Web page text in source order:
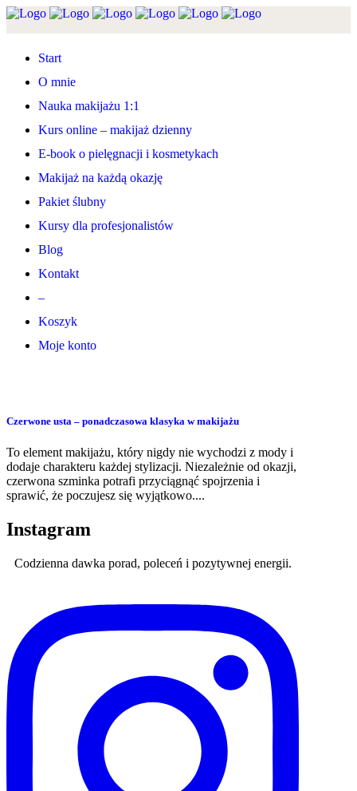
Start
O mnie
Nauka makijażu 1:1
Kurs online – makijaż dzienny
E-book o pielęgnacji i kosmetykach
Makijaż na każdą okazję
Pakiet ślubny
Kursy dla profesjonalistów
Blog
Kontakt
–
Koszyk
Moje konto
Czerwone usta – ponadczasowa klasyka w makijażu
To element makijażu, który nigdy nie wychodzi z mody i
dodaje charakteru każdej stylizacji. Niezależnie od okazji,
czerwona szminka potrafi przyciągnąć spojrzenia i
sprawić, że poczujesz się wyjątkowo....
Instagram
Codzienna dawka porad, poleceń i pozytywnej energii.